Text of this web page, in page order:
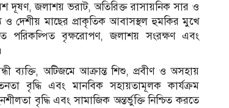
দূষণ, জলাশয় ভরাট, অতিরিক্ত রাসায়নিক সার ও
ও দেশীয় মাছের প্রাকৃতিক আবাসস্থল হুমকির মুখে
পরিকল্পিত বৃক্ষরোপণ, জলাশয় সংরক্ষণ এবং
ব্যক্তি, অটিজমে আক্রান্ত শিশু, প্রবীণ ও অসহায়
বৃদ্ধি এবং মানবিক সহায়তামূলক কার্যক্রম
বৃদ্ধি এবং সামাজিক অন্তর্ভুক্তি নিশ্চিত করতে